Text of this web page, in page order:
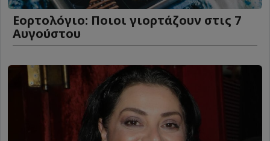
Εορτολόγιο: Ποιοι γιορτάζουν στις 7
Αυγούστου